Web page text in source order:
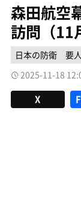
森田航空
訪問（11
日本の防衛 要
2025-11-18
X